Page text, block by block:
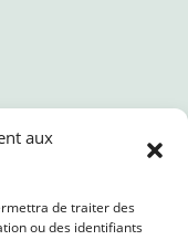
aux
de traiter des
ou des identifiants